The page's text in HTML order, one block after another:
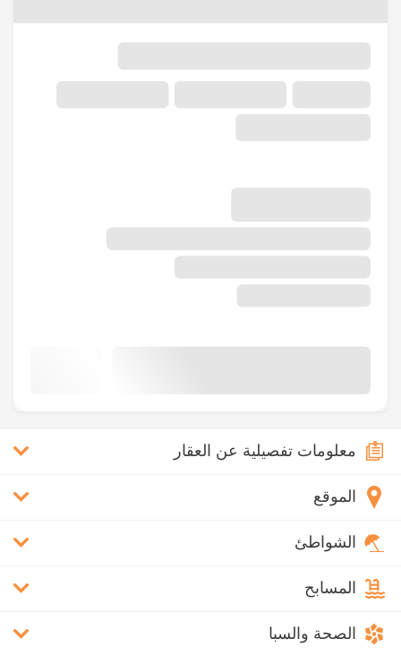
معلومات تفصيلية عن العقار
الموقع
الشواطئ
المسابح
الصحة والسبا